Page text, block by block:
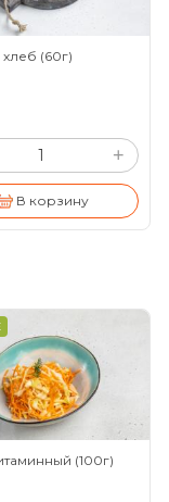
(60г)
+
В корзину
(100г)